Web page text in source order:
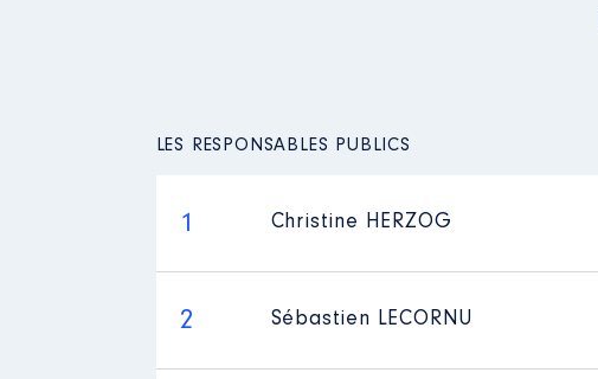
LES RESPONSABLES PUBLICS
1 Christine HERZOG
2 Sébastien LECORNU